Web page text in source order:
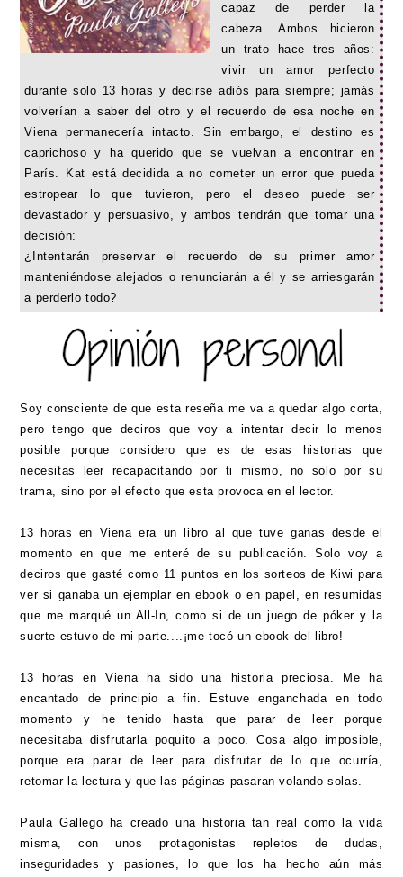
capaz de perder la
cabeza. Ambos hicieron
un trato hace tres años:
vivir un amor perfecto
durante solo 13 horas y decirse adiós para siempre; jamás
volverían a saber del otro y el recuerdo de esa noche en
Viena permanecería intacto. Sin embargo, el destino es
caprichoso y ha querido que se vuelvan a encontrar en
París. Kat está decidida a no cometer un error que pueda
estropear lo que tuvieron, pero el deseo puede ser
devastador y persuasivo, y ambos tendrán que tomar una
decisión:
¿Intentarán preservar el recuerdo de su primer amor
manteniéndose alejados o renunciarán a él y se arriesgarán
a perderlo todo?
Soy consciente de que esta reseña me va a quedar algo corta,
pero tengo que deciros que voy a intentar decir lo menos
posible porque considero que es de esas historias que
necesitas leer recapacitando por ti mismo, no solo por su
trama, sino por el efecto que esta provoca en el lector.
13 horas en Viena era un libro al que tuve ganas desde el
momento en que me enteré de su publicación. Solo voy a
deciros que gasté como 11 puntos en los sorteos de Kiwi para
ver si ganaba un ejemplar en ebook o en papel, en resumidas
que me marqué un All-In, como si de un juego de póker y la
suerte estuvo de mi parte....¡me tocó un ebook del libro!
13 horas en Viena ha sido una historia preciosa. Me ha
encantado de principio a fin. Estuve enganchada en todo
momento y he tenido hasta que parar de leer porque
necesitaba disfrutarla poquito a poco. Cosa algo imposible,
porque era parar de leer para disfrutar de lo que ocurría,
retomar la lectura y que las páginas pasaran volando solas.
Paula Gallego ha creado una historia tan real como la vida
misma, con unos protagonistas repletos de dudas,
inseguridades y pasiones, lo que los ha hecho aún más